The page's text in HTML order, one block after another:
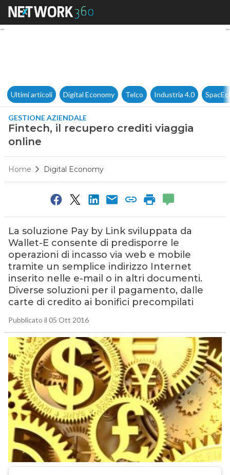
Fintech, il recupero crediti
Ultimi articoli Digital Economy Telco Industria 4.0
GESTIONE AZIENDALE
Fintech, il recupero crediti viaggia
online
Home Digital Economy
La soluzione Pay by Link sviluppata da
Wallet-E consente di predisporre le
operazioni di incasso via web e mobile
tramite un semplice indirizzo Internet
inserito nelle e-mail o in altri documenti.
Diverse soluzioni per il pagamento, dalle
carte di credito ai bonifici precompilati
Pubblicato il 05 Ott 2016